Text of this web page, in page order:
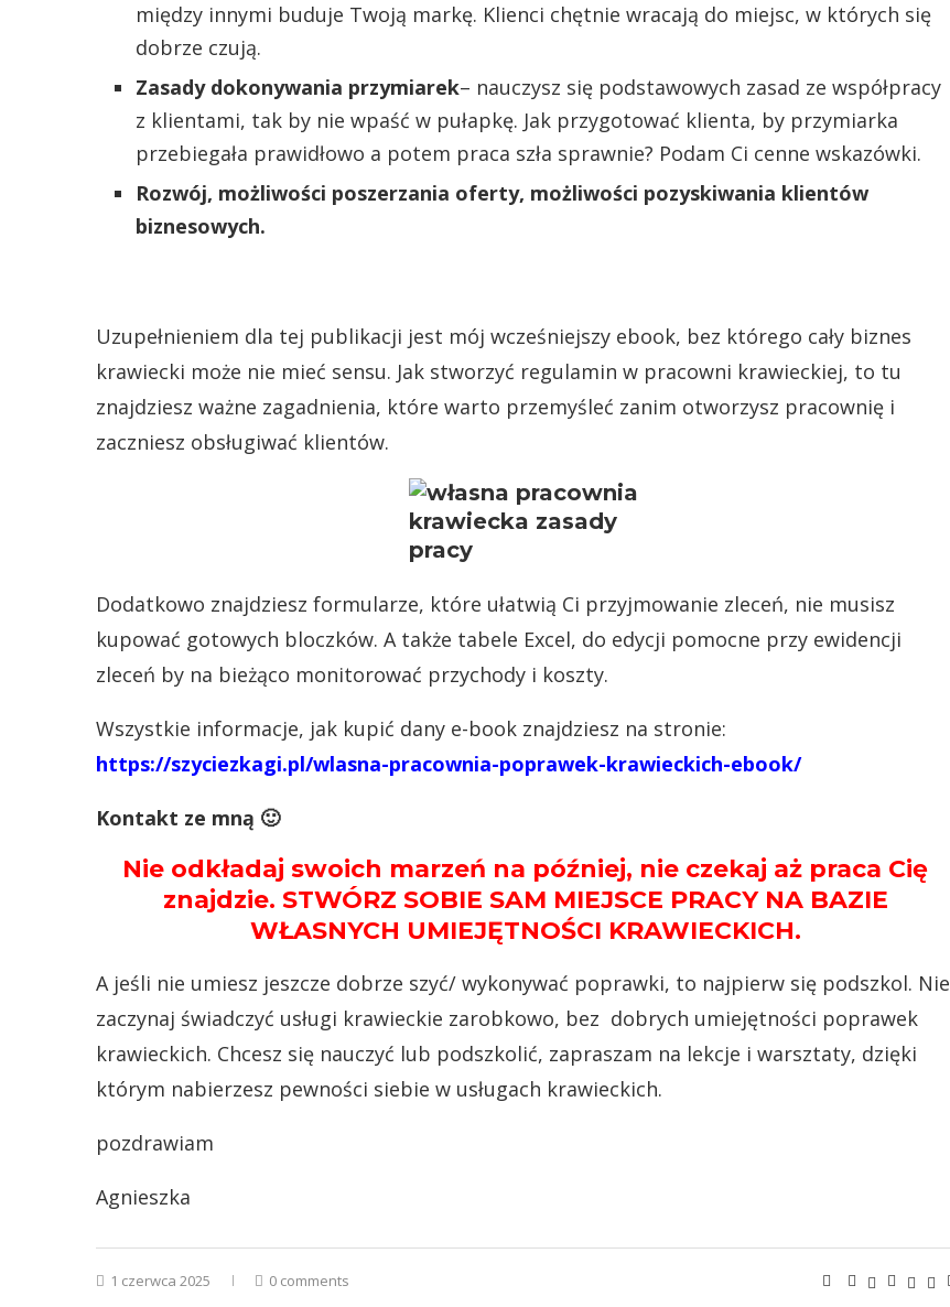
między innymi buduje Twoją markę. Klienci chętnie wracają do miejsc, w których się
dobrze czują.
Zasady dokonywania przymiarek– nauczysz się podstawowych zasad ze współpracy
z klientami, tak by nie wpaść w pułapkę. Jak przygotować klienta, by przymiarka
przebiegała prawidłowo a potem praca szła sprawnie? Podam Ci cenne wskazówki.
Rozwój, możliwości poszerzania oferty, możliwości pozyskiwania klientów
biznesowych.
Uzupełnieniem dla tej publikacji jest mój wcześniejszy ebook, bez którego cały biznes
krawiecki może nie mieć sensu. Jak stworzyć regulamin w pracowni krawieckiej, to tu
znajdziesz ważne zagadnienia, które warto przemyśleć zanim otworzysz pracownię i
zaczniesz obsługiwać klientów.
Dodatkowo znajdziesz formularze, które ułatwią Ci przyjmowanie zleceń, nie musisz
kupować gotowych bloczków. A także tabele Excel, do edycji pomocne przy ewidencji
zleceń by na bieżąco monitorować przychody i koszty.
Wszystkie informacje, jak kupić dany e-book znajdziesz na stronie:
https://szyciezkagi.pl/wlasna-pracownia-poprawek-krawieckich-ebook/
Kontakt ze mną 🙂
Nie odkładaj swoich marzeń na później, nie czekaj aż praca Cię
znajdzie. STWÓRZ SOBIE SAM MIEJSCE PRACY NA BAZIE
WŁASNYCH UMIEJĘTNOŚCI KRAWIECKICH.
A jeśli nie umiesz jeszcze dobrze szyć/ wykonywać poprawki, to najpierw się podszkol. Nie
zaczynaj świadczyć usługi krawieckie zarobkowo, bez dobrych umiejętności poprawek
krawieckich. Chcesz się nauczyć lub podszkolić, zapraszam na lekcje i warsztaty, dzięki
którym nabierzesz pewności siebie w usługach krawieckich.
pozdrawiam
Agnieszka
1 czerwca 2025 0 comments